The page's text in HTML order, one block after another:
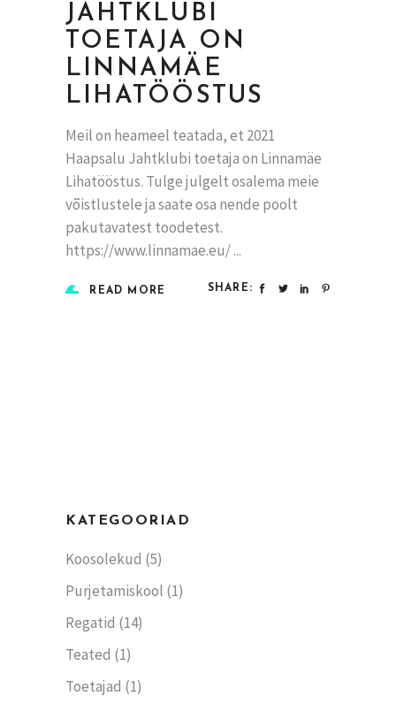
JAHTKLUBI
TOETAJA ON
LINNAMÄE
LIHATÖÖSTUS
Meil on heameel teatada, et 2021
Haapsalu Jahtklubi toetaja on Linnamäe
Lihatööstus. Tulge julgelt osalema meie
võistlustele ja saate osa nende poolt
pakutavatest toodetest.
https://www.linnamae.eu/
READ MORE SHARE:
KATEGOORIAD
Koosolekud (5)
Purjetamiskool (1)
Regatid (14)
Teated (1)
Toetajad (1)